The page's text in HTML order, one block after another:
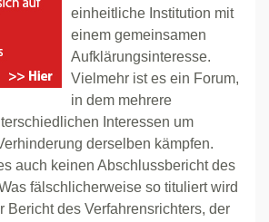
einheitliche Institution mit
einem gemeinsamen
Aufklärungsinteresse.
Vielmehr ist es ein Forum,
in dem mehrere
Interessen um
derselben kämpfen.
auch keinen Abschlussbericht des
fälschlicherweise so tituliert wird
Bericht des Verfahrensrichters, der